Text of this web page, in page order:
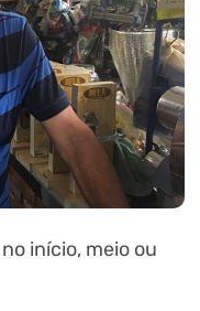
início, meio ou